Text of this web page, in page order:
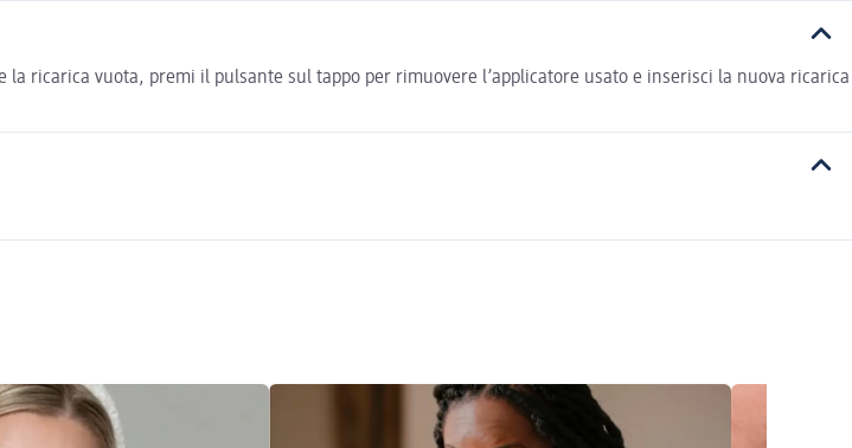
ricarica vuota, premi il pulsante sul tappo per rimuovere l’applicatore usato e inserisci la nuova ricarica